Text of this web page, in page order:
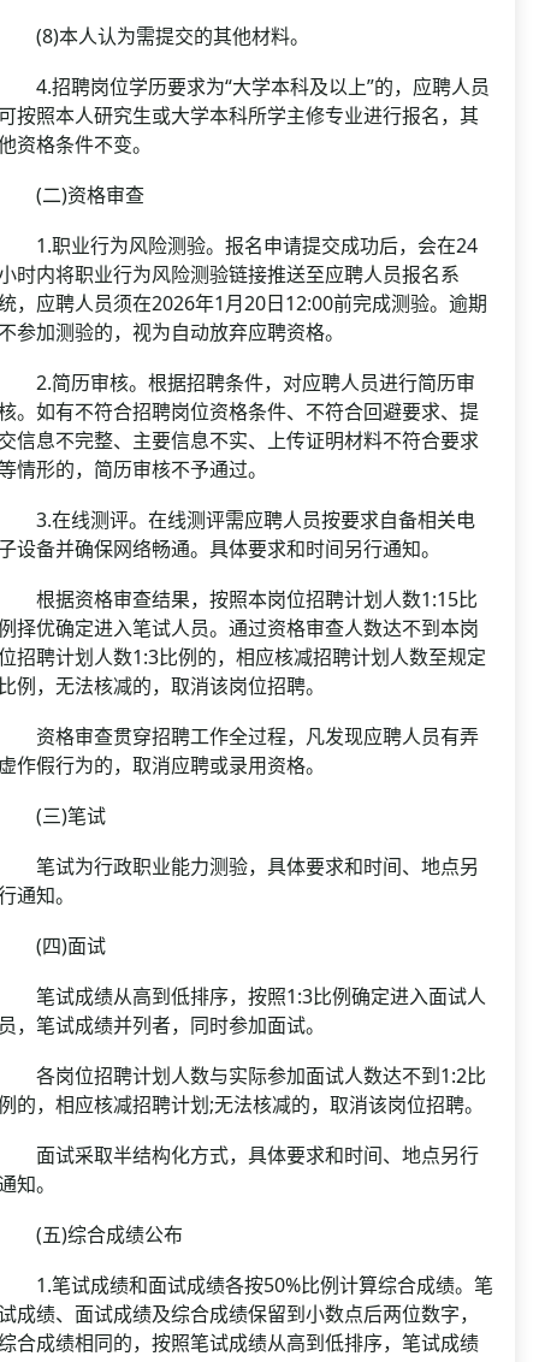
本人认为需提交的其他材料。
招聘岗位学历要求为“大学本科及以上”的，应聘人员
按照本人研究生或大学本科所学主修专业进行报名，其
资格条件不变。
二)资格审查
职业行为风险测验。报名申请提交成功后，会在24
时内将职业行为风险测验链接推送至应聘人员报名系
，应聘人员须在2026年1月20日12:00前完成测验。逾期
参加测验的，视为自动放弃应聘资格。
简历审核。根据招聘条件，对应聘人员进行简历审
。如有不符合招聘岗位资格条件、不符合回避要求、提
信息不完整、主要信息不实、上传证明材料不符合要求
情形的，简历审核不予通过。
在线测评。在线测评需应聘人员按要求自备相关电
设备并确保网络畅通。具体要求和时间另行通知。
据资格审查结果，按照本岗位招聘计划人数1:15比
择优确定进入笔试人员。通过资格审查人数达不到本岗
招聘计划人数1:3比例的，相应核减招聘计划人数至规定
例，无法核减的，取消该岗位招聘。
格审查贯穿招聘工作全过程，凡发现应聘人员有弄
作假行为的，取消应聘或录用资格。
三)笔试
试为行政职业能力测验，具体要求和时间、地点另
通知。
四)面试
试成绩从高到低排序，按照1:3比例确定进入面试人
，笔试成绩并列者，同时参加面试。
岗位招聘计划人数与实际参加面试人数达不到1:2比
的，相应核减招聘计划;无法核减的，取消该岗位招聘。
试采取半结构化方式，具体要求和时间、地点另行
知。
五)综合成绩公布
笔试成绩和面试成绩各按50%比例计算综合成绩。笔
成绩、面试成绩及综合成绩保留到小数点后两位数字，
合成绩相同的，按照笔试成绩从高到低排序，笔试成绩